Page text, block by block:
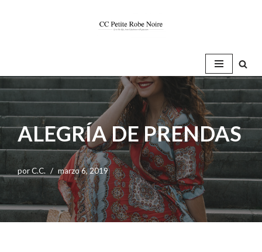
ALEGRÍA DE PRENDAS
porC.C. marzo 6, 2019